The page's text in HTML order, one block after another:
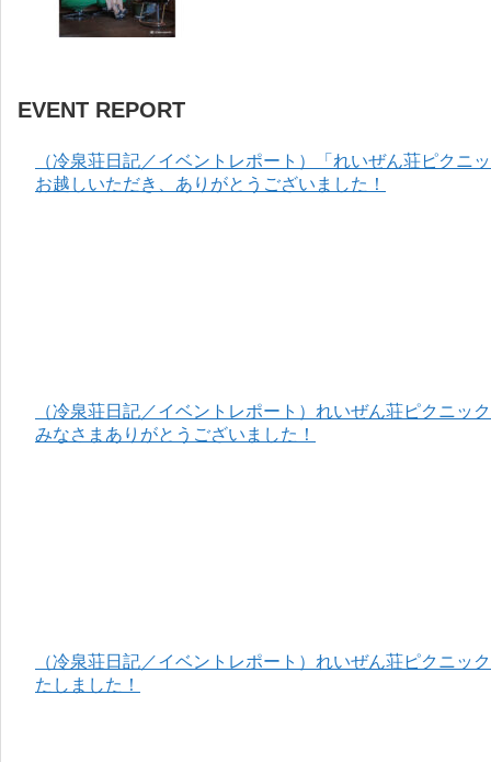
EVENT REPORT
（冷泉荘日記／イベントレポート）「れいぜん荘ピクニ
お越しいただき、ありがとうございました！
（冷泉荘日記／イベントレポート）れいぜん荘ピクニッ
みなさまありがとうございました！
（冷泉荘日記／イベントレポート）れいぜん荘ピクニッ
たしました！